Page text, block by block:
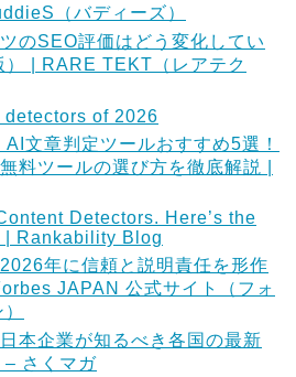
（バディーズ）
のSEO評価はどう変化してい
） | RARE TEKT（レアテク
of 2026
AI文章判定ツールおすすめ5選！
料ツールの選び方を徹底解説 |
Detectors. Here’s the
| Rankability Blog
年に信頼と説明責任を形作
JAPAN 公式サイト（フォ
本企業が知るべき各国の最新
– さくマガ